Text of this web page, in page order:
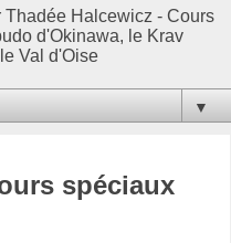
Thadée Halcewicz - Cours
d'Okinawa, le Krav
Val d'Oise
▼
spéciaux